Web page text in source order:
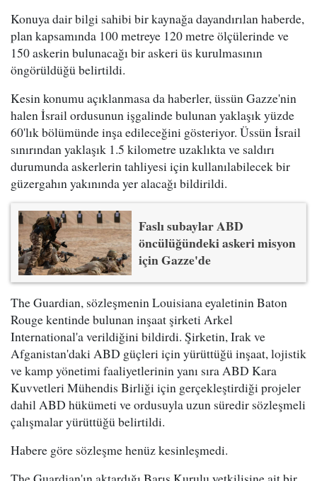
Konuya dair bilgi sahibi bir kaynağa dayandırılan haberde,
plan kapsamında 100 metreye 120 metre ölçülerinde ve
150 askerin bulunacağı bir askeri üs kurulmasının
öngörüldüğü belirtildi.
Kesin konumu açıklanmasa da haberler, üssün Gazze'nin
halen İsrail ordusunun işgalinde bulunan yaklaşık yüzde
60'lık bölümünde inşa edileceğini gösteriyor. Üssün İsrail
sınırından yaklaşık 1.5 kilometre uzaklıkta ve saldırı
durumunda askerlerin tahliyesi için kullanılabilecek bir
güzergahın yakınında yer alacağı bildirildi.
Faslı subaylar ABD
öncülüğündeki askeri misyon
için Gazze'de
The Guardian, sözleşmenin Louisiana eyaletinin Baton
Rouge kentinde bulunan inşaat şirketi Arkel
International'a verildiğini bildirdi. Şirketin, Irak ve
Afganistan'daki ABD güçleri için yürüttüğü inşaat, lojistik
ve kamp yönetimi faaliyetlerinin yanı sıra ABD Kara
Kuvvetleri Mühendis Birliği için gerçekleştirdiği projeler
dahil ABD hükümeti ve ordusuyla uzun süredir sözleşmeli
çalışmalar yürüttüğü belirtildi.
Habere göre sözleşme henüz kesinleşmedi.